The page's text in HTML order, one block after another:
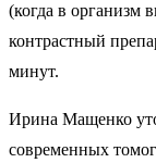
(когда в организм
контрастный
минут.
Ирина Мащенко
современных